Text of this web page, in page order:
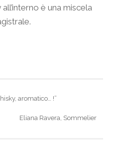
è una miscela
aromatico… !”
Eliana Ravera, Sommelier